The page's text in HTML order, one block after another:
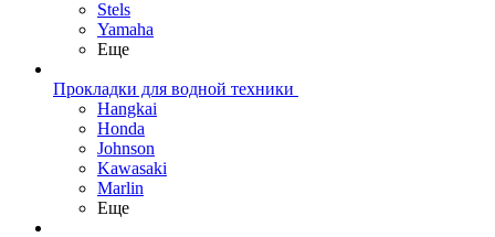
Stels
Yamaha
Еще
Прокладки для водной техники
Hangkai
Honda
Johnson
Kawasaki
Marlin
Еще